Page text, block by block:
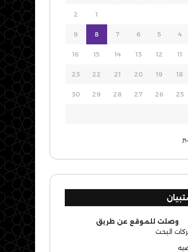
1
2
4
5
6
7
8
9
11
12
13
14
15
16
18
19
20
21
22
23
25
26
27
28
29
30
وصلت للموقع عن طريق
البحث